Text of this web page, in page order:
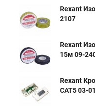
Клеевая термоусадочная
Термоусадочная трубка 40
Трубка термоусадочная 20
Термоусадка диаметры
Rexant
2107
Rexant
15м 09-
Rexant
CAT5 03-